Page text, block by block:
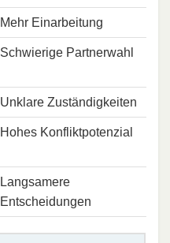
Mehr Einarbeitung
Schwierige Partnerwahl
Unklare Zuständigkeiten
Hohes Konfliktpotenzial
Langsamere
Entscheidungen